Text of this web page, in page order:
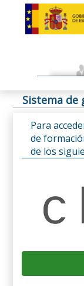
Sistema de
Para
de
de los